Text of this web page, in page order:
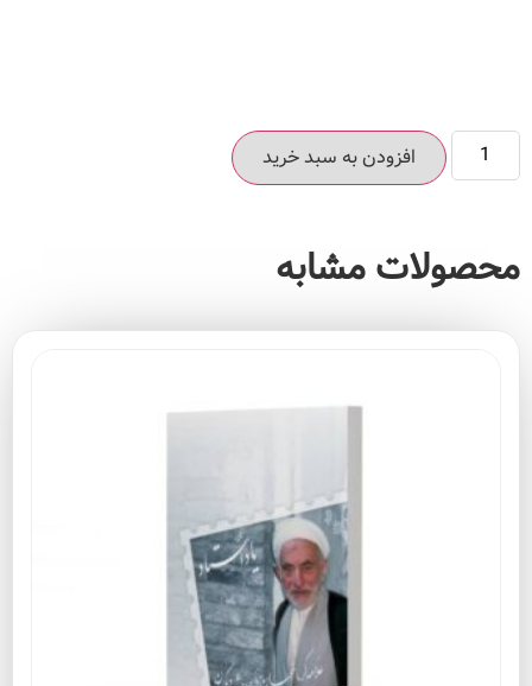
افزودن به سبد خرید
محصولات مشابه